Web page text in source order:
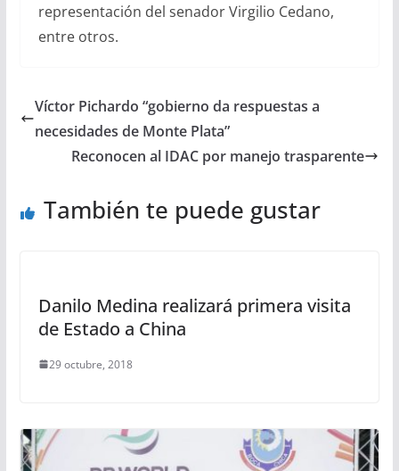
representación del senador Virgilio Cedano,
entre otros.
Víctor Pichardo “gobierno da respuestas a
necesidades de Monte Plata”
Reconocen al IDAC por manejo trasparente
También te puede gustar
Danilo Medina realizará primera visita
de Estado a China
29 octubre, 2018